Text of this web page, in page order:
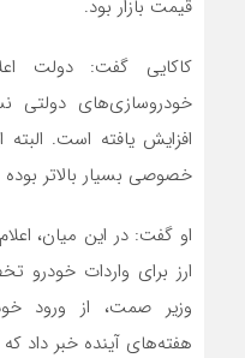
قیمت بازار بود.
کاکایی گفت: دولت
افزایش یافته است.
خصوصی بسیار بالاتر
او گفت: در این میان،
ارز برای واردات
وزیر صمت، از ورود
هفته‌های آینده خبر داد